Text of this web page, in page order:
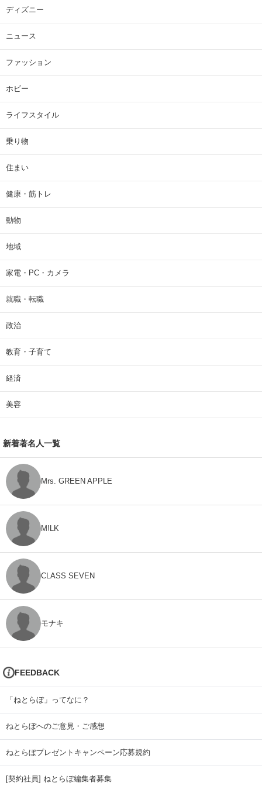
ディズニー
ニュース
ファッション
ホビー
ライフスタイル
乗り物
住まい
健康・筋トレ
動物
地域
家電・PC・カメラ
就職・転職
政治
教育・子育て
経済
美容
新着著名人一覧
Mrs. GREEN APPLE
M!LK
CLASS SEVEN
モナキ
FEEDBACK
「ねとらぼ」ってなに？
ねとらぼへのご意見・ご感想
ねとらぼプレゼントキャンペーン応募規約
[契約社員] ねとらぼ編集者募集